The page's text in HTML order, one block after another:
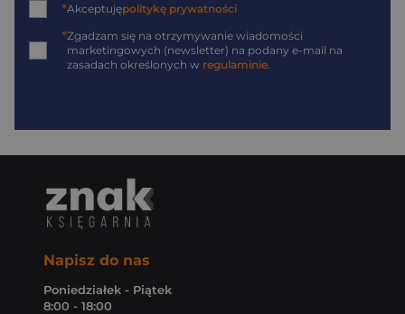
*Akceptujępolitykę prywatności
*Zgadzam się na otrzymywanie wiadomości
marketingowych (newsletter) na podany e-mail na
zasadach określonych w regulaminie.
Napisz do nas
Poniedziałek - Piątek
8:00 - 18:00